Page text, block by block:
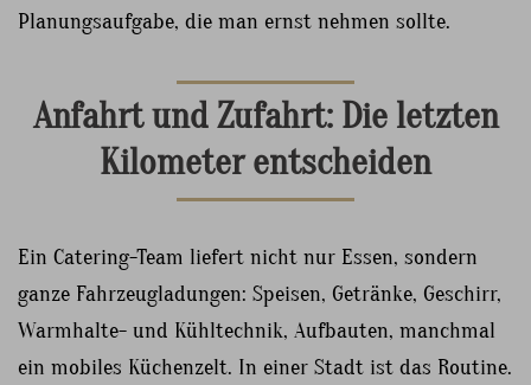
Planungsaufgabe, die man ernst nehmen sollte.
Anfahrt und Zufahrt: Die letzten
Kilometer entscheiden
Ein Catering-Team liefert nicht nur Essen, sondern
ganze Fahrzeugladungen: Speisen, Getränke, Geschirr,
Warmhalte- und Kühltechnik, Aufbauten, manchmal
ein mobiles Küchenzelt. In einer Stadt ist das Routine.